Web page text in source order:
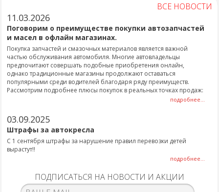
ВСЕ НОВОСТИ
11.03.2026
Поговорим о преимуществе покупки автозапчастей
и масел в офлайн магазинах.
Покупка запчастей и смазочных материалов является важной
частью обслуживания автомобиля. Многие автовладельцы
предпочитают совершать подобные приобретения онлайн,
однако традиционные магазины продолжают оставаться
популярными среди водителей благодаря ряду преимуществ.
Рассмотрим подробнее плюсы покупок в реальных точках продаж:
подробнее...
03.09.2025
Штрафы за автокресла
С 1 сентября штрафы за нарушение правил перевозки детей
вырастут!!
подробнее...
ПОДПИСАТЬСЯ НА НОВОСТИ И АКЦИИ